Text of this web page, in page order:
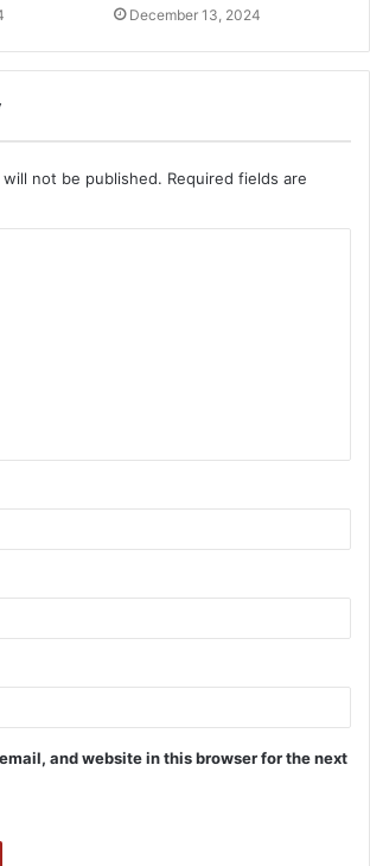
December 13, 2024
not be published. Required fields are
and website in this browser for the next